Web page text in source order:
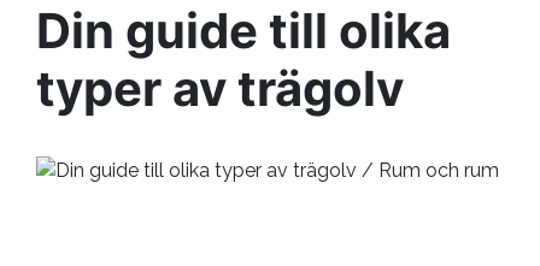
Din guide till olika
typer av trägolv